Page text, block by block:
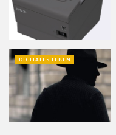
DIGITALES LEBEN